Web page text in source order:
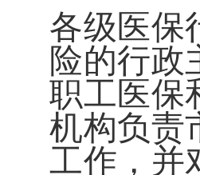
各级医保
险的行政
职工医保
机构负责
工作，并